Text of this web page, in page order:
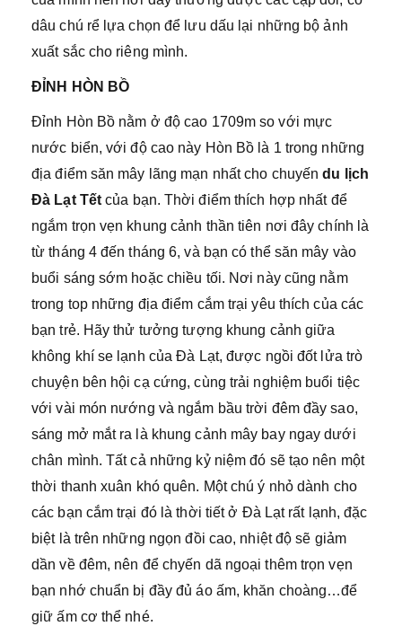
dâu chú rể lựa chọn để lưu dấu lại những bộ ảnh
xuất sắc cho riêng mình.
ĐỈNH HÒN BỒ
Đỉnh Hòn Bồ nằm ở độ cao 1709m so với mực
nước biển, với độ cao này Hòn Bồ là 1 trong những
địa điểm săn mây lãng mạn nhất cho chuyếndu lịch
Đà Lạt Tết của bạn. Thời điểm thích hợp nhất để
ngắm trọn vẹn khung cảnh thần tiên nơi đây chính là
từ tháng 4 đến tháng 6, và bạn có thể săn mây vào
buổi sáng sớm hoặc chiều tối. Nơi này cũng nằm
trong top những địa điểm cắm trại yêu thích của các
bạn trẻ. Hãy thử tưởng tượng khung cảnh giữa
không khí se lạnh của Đà Lạt, được ngồi đốt lửa trò
chuyện bên hội cạ cứng, cùng trải nghiệm buổi tiệc
với vài món nướng và ngắm bầu trời đêm đầy sao,
sáng mở mắt ra là khung cảnh mây bay ngay dưới
chân mình. Tất cả những kỷ niệm đó sẽ tạo nên một
thời thanh xuân khó quên. Một chú ý nhỏ dành cho
các bạn cắm trại đó là thời tiết ở Đà Lạt rất lạnh, đặc
biệt là trên những ngọn đồi cao, nhiệt độ sẽ giảm
dần về đêm, nên để chyến dã ngoại thêm trọn vẹn
bạn nhớ chuẩn bị đầy đủ áo ấm, khăn choàng…để
giữ ấm cơ thể nhé.